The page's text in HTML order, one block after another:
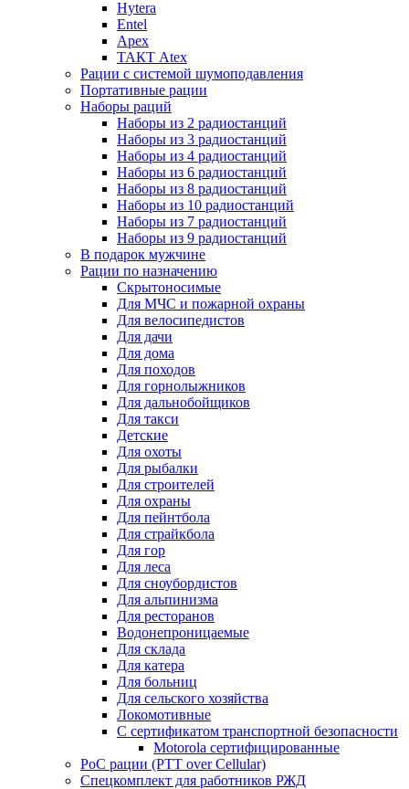
Hytera
Entel
Apex
ТАКТ Atex
Рации с системой шумоподавления
Портативные рации
Наборы раций
Наборы из 2 радиостанций
Наборы из 3 радиостанций
Наборы из 4 радиостанций
Наборы из 6 радиостанций
Наборы из 8 радиостанций
Наборы из 10 радиостанций
Наборы из 7 радиостанций
Наборы из 9 радиостанций
В подарок мужчине
Рации по назначению
Скрытоносимые
Для МЧС и пожарной охраны
Для велосипедистов
Для дачи
Для дома
Для походов
Для горнолыжников
Для дальнобойщиков
Для такси
Детские
Для охоты
Для рыбалки
Для строителей
Для охраны
Для пейнтбола
Для страйкбола
Для гор
Для леса
Для сноубордистов
Для альпинизма
Для ресторанов
Водонепроницаемые
Для склада
Для катера
Для больниц
Для сельского хозяйства
Локомотивные
С сертификатом транспортной безопасности
Motorola сертифицированные
PoC рации (PTT over Cellular)
Спецкомплект для работников РЖД